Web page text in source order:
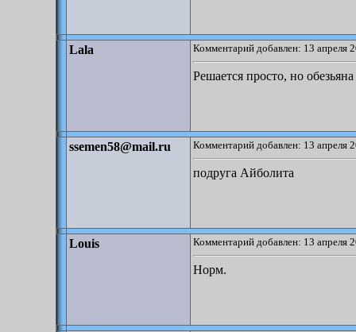
Lala Комментарий добавлен: 13 апреля
Решается просто, но
ssemen58@mail.ru Комментарий добавлен: 13 апреля
подруга Айболита
Louis Комментарий добавлен: 13 апреля
Норм.